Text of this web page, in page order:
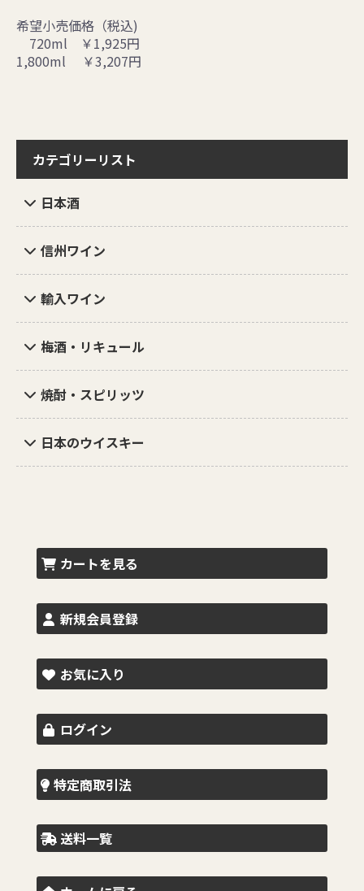
希望小売価格（税込)
720ml ￥1,925円
1,800ml ￥3,207円
カテゴリーリスト
日本酒
信州ワイン
輸入ワイン
梅酒・リキュール
焼酎・スピリッツ
日本のウイスキー
カートを見る
新規会員登録
お気に入り
ログイン
特定商取引法
送料一覧